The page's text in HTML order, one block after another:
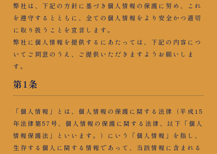
弊社は、下記の方針に基づき個人情報の保護に努め、これ
を遵守するとともに、全ての個人情報をより安全かつ適切
に取り扱うことを宣言します。
弊社に個人情報を提供するにあたっては、下記の内容につ
いてご同意のうえ、ご提供いただきますようお願いしま
す。
第1条
「個人情報」とは、個人情報の保護に関する法律（平成15
年法律第57号、個人情報の保護に関する法律、以下「個人
情報保護法」といいます。）にいう「個人情報」を指し、
生存する個人に関する情報であって、当該情報に含まれる